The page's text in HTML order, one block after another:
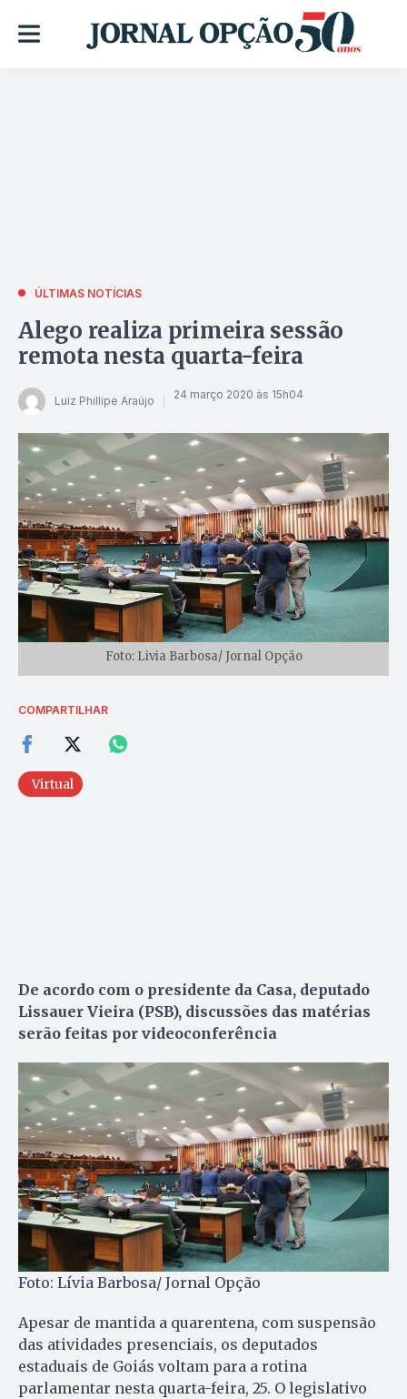
ÚLTIMAS NOTÍCIAS
Alego realiza primeira sessão
remota nesta quarta-feira
Luiz Phillipe Araújo 24 março 2020 às 15h04
Foto: Livia Barbosa/ Jornal Opção
COMPARTILHAR
Virtual
De acordo com o presidente da Casa, deputado
Lissauer Vieira (PSB), discussões das matérias
serão feitas por videoconferência
Foto: Lívia Barbosa/ Jornal Opção
Apesar de mantida a quarentena, com suspensão
das atividades presenciais, os deputados
estaduais de Goiás voltam para a rotina
parlamentar nesta quarta-feira, 25. O legislativo